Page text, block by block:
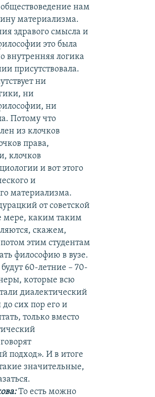
обществоведение нам
материализма.
здравого смысла и
это была
внутренняя логика
присутствовала.
ни
ни
ни
Потому что
из клочков
права,
клочков
и вот этого
и
материализма.
от советской
мере, каким таким
скажем,
этим студентам
философию в вузе.
60-летние – 70-
которые всю
диалектический
сих пор его и
только вместо
подход». И в итоге
значительные,
То есть можно